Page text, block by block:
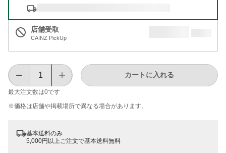
店舗受取
CAINZ PickUp
最大注文数は0です
カートに入れる
※価格は​店舗や​掲載場所で​異なる​場合が​あります。
基本送料のみ
5,000円以上ご注文で基本送料無料